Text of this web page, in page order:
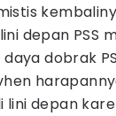
depan PSS
dobrak
lini depan